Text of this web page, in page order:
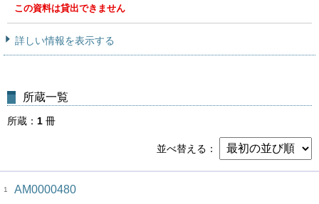
この資料は貸出できません
詳しい情報を表示する
所蔵一覧
所蔵 1 冊
並べ替える
1 AM0000480